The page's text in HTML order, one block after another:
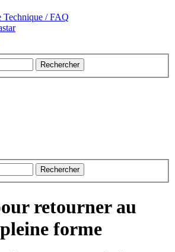
Technique / FAQ
Rechercher
Rechercher
retourner au
forme